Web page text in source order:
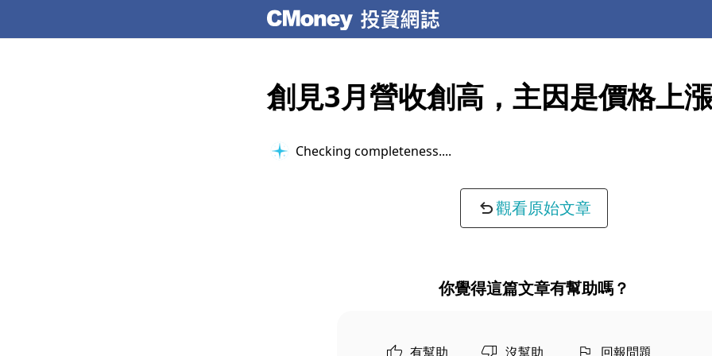
創見3月營收創高，主因是價格上
Checking completeness...
觀看原始文章
你覺得這篇文章有幫助嗎？
有幫助 沒幫助 回報問題